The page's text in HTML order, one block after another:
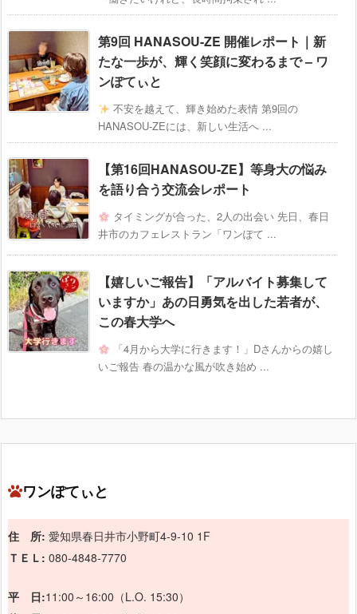
第9回 HANASOU-ZE 開催レポート｜新
たな一歩が、輝く笑顔に変わるまで – ワ
ンぽてぃと
不安を越えて、輝き始めた表情 第9回の
HANASOU-ZEには、新しい生活へ ...
【第16回HANASOU-ZE】等身大の悩み
を語り合う交流会レポート
タイミングが合った、2人の出会い 先日、春日
井市のカフェレストラン「ワンぽて ...
【嬉しいご報告】「アルバイト募集して
いますか」あの日勇気を出した若者が、
この春大学へ
「4月から大学に行きます！」Dさんからの嬉し
いご報告 春の温かな風が吹き始め ...
ワンぽてぃと
住 所: 愛知県春日井市小野町4-9-10 1F
ＴＥＬ: 080-4848-7770
平 日:11:00～16:00（L.O. 15:30）